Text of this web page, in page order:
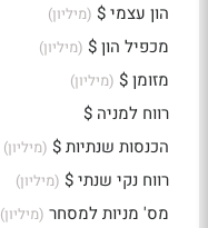
הון עצמי $ (מיליון)
מכפיל הון $ (מיליון)
מזומן $ (מיליון)
רווח למניה $
הכנסות שנתיות $ (מיליון)
רווח נקי שנתי $ (מיליון)
מס' מניות למסחר (מיליון)